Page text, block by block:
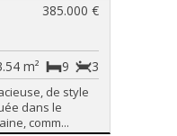
385.000 €
3
9
m²
de style
dans le
comm...